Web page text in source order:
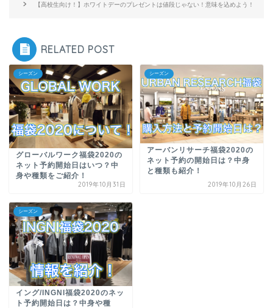
【高校生向け！】ホワイトデーのプレゼントは値段じゃない！意味を込めよう！
RELATED POST
シーズン
グローバルワーク福袋2020の
ネット予約開始日はいつ？中
身や種類をご紹介！
2019年10月31日
シーズン
アーバンリサーチ福袋2020の
ネット予約の開始日は？中身
と種類も紹介！
2019年10月26日
シーズン
イング/INGNI福袋2020のネッ
ト予約開始日は？中身や種